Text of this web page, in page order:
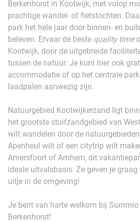
Berkenhorst in Kootwijk, met volop
prachtige wandel- of fietstochten.
park het hele jaar door binnen- en
beleven. Ervaar de beste quality time
Kootwijk, door de uitgebreide
tussen de natuur. Je kunt hier ook
accommodatie of op het centrale
laadpalen aanwezig zijn.
Natuurgebied Kootwijkerzand ligt
het grootste stuifzandgebied van
wilt wandelen door de
Apenheul wilt of een citytrip wilt
Amersfoort of Arnhem, dit
ideale uitvalsbasis. Ze geven je
uitje in de omgeving!
Je bent van harte welkom bij Summio
Berkenhorst!